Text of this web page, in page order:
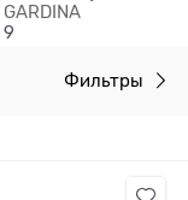
GARDINA
9
Фильтры